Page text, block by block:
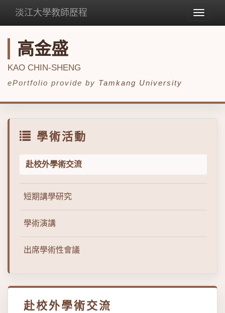
Toggle
淡江大學教師歷程
高金盛
KAO CHIN-SHENG
ePortfolio provide by Tamkang University
學術活動
赴校外學術交流
短期講學研究
學術演講
出席學術性會議
赴校外學術交流